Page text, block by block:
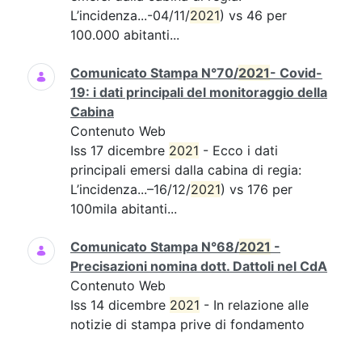
L’incidenza...-04/11/2021) vs 46 per
100.000 abitanti...
Comunicato Stampa N°70/2021- Covid-
19: i dati principali del monitoraggio della
Cabina
Contenuto Web
Iss 17 dicembre 2021 - Ecco i dati
principali emersi dalla cabina di regia:
L’incidenza...–16/12/2021) vs 176 per
100mila abitanti...
Comunicato Stampa N°68/2021 -
Precisazioni nomina dott. Dattoli nel CdA
Contenuto Web
Iss 14 dicembre 2021 - In relazione alle
notizie di stampa prive di fondamento